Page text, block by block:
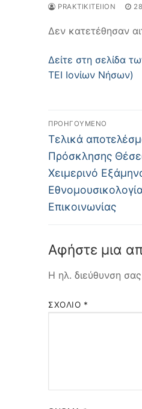
PRAKTIKITEIION
Δεν κατετέθησαν
Δείτε στη σελίδα
ΤΕΙ Ιονίων Νήσων)
Πλοήγηση
άρθρων
ΠΡΟΗΓΟΎΜΕΝΟ
Προηγούμενο
άρθρο:
Τελικά
Πρόσκλησης
Χειμερινό
Επικοινωνίας
Αφήστε μια
Η ηλ. διεύθυνση
ΣΧΌΛΙΟ *